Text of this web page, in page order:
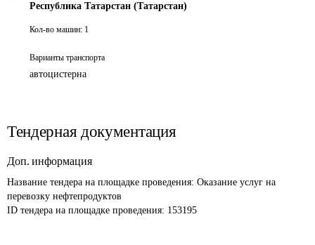
Республика Татарстан (Татарстан)
Кол-во машин: 1
Варианты транспорта
автоцистерна
Тендерная документация
Доп. информация
Название тендера на площадке проведения: Оказание услуг на
перевозку нефтепродуктов
ID тендера на площадке проведения: 153195